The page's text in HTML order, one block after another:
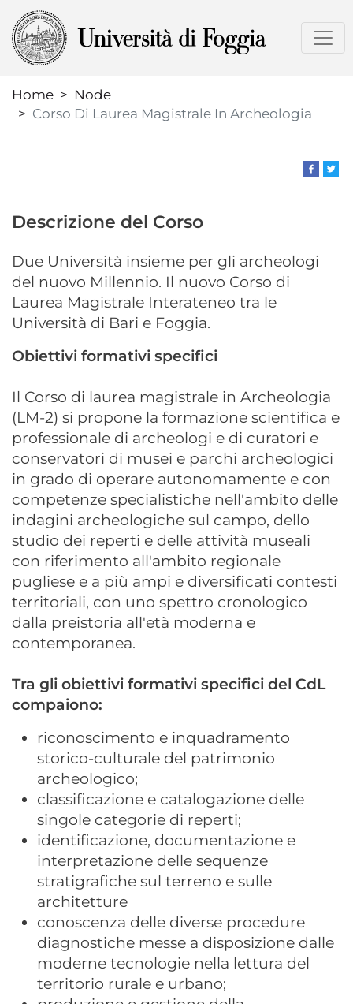
to
Home
Node
Corso Di Laurea Magistrale In Archeologia
Descrizione del Corso
Due Università insieme per gli archeologi
del nuovo Millennio. Il nuovo Corso di
Laurea Magistrale Interateneo tra le
Università di Bari e Foggia.
Obiettivi formativi specifici
Il Corso di laurea magistrale in Archeologia
(LM-2) si propone la formazione scientifica e
professionale di archeologi e di curatori e
conservatori di musei e parchi archeologici
in grado di operare autonomamente e con
competenze specialistiche nell'ambito delle
indagini archeologiche sul campo, dello
studio dei reperti e delle attività museali
con riferimento all'ambito regionale
pugliese e a più ampi e diversificati contesti
territoriali, con uno spettro cronologico
dalla preistoria all'età moderna e
contemporanea.
Tra gli obiettivi formativi specifici del CdL
compaiono:
riconoscimento e inquadramento
storico-culturale del patrimonio
archeologico;
classificazione e catalogazione delle
singole categorie di reperti;
identificazione, documentazione e
interpretazione delle sequenze
stratigrafiche sul terreno e sulle
architetture
conoscenza delle diverse procedure
diagnostiche messe a disposizione dalle
moderne tecnologie nella lettura del
territorio rurale e urbano;